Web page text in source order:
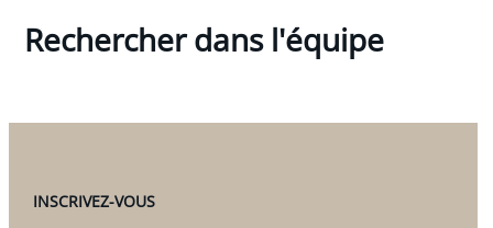
Rechercher dans l'équipe
INSCRIVEZ-VOUS